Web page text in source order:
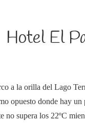
Hotel El
a la orilla del Lago
opuesto donde hay
no supera los 22ºC